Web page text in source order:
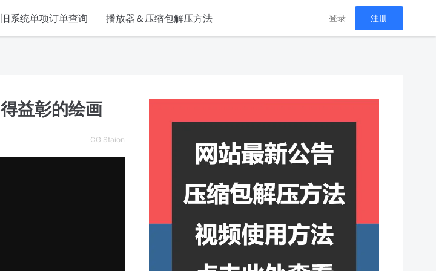
旧系统单项订单查询 播放器＆压缩包解压方法 登录 注册
益彰的绘画
CG Staion